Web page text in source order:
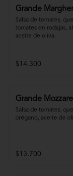
Grande
Salsa de tomates,
tomates en rodajas,
aceite de oliva.
$14.300
Grande
Salsa de tomates,
orégano, aceite de
$13.700